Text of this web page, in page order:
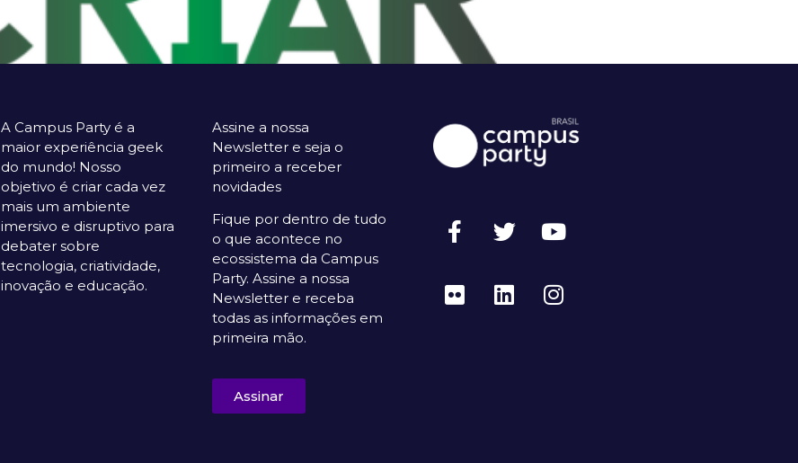
A Campus Party é a
maior experiência geek
do mundo! Nosso
objetivo é criar cada vez
mais um ambiente
imersivo e disruptivo para
debater sobre
tecnologia, criatividade,
inovação e educação.
Assine a nossa
Newsletter e seja o
primeiro a receber
novidades
Fique por dentro de tudo
o que acontece no
ecossistema da Campus
Party. Assine a nossa
Newsletter e receba
todas as informações em
primeira mão.
Assinar